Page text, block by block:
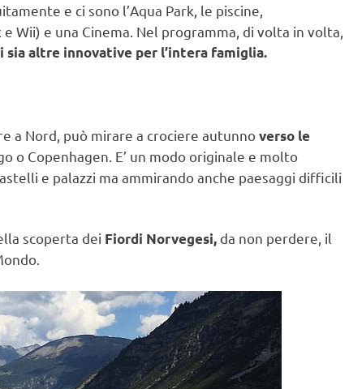
e ci sono l’Aqua Park, le piscine,
e Wii) e una Cinema. Nel programma, di volta in volta,
altre innovative per l’intera famiglia.
a Nord, può mirare a crociere autunnoverso le
o Copenhagen. E’ un modo originale e molto
e palazzi ma ammirando anche paesaggi difficili
scoperta dei Fiordi Norvegesi, da non perdere, il